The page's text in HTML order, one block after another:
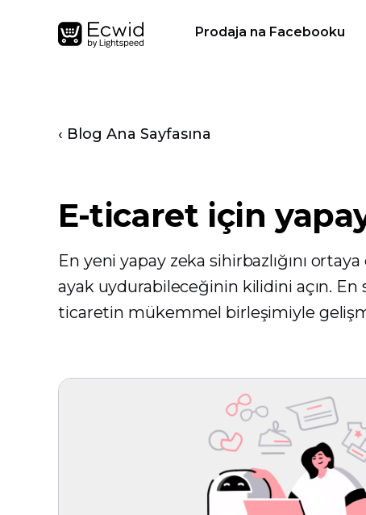
Prodaja na Facebooku
‹ Blog Ana Sayfasına
E-ticaret için
En yeni yapay zeka sihirbazlığını
ayak uydurabileceğinin kilidini açın. En
ticaretin mükemmel birleşimiyle